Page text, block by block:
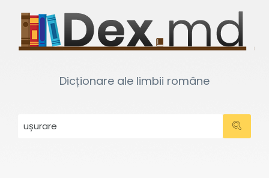
Dicționare ale limbii române